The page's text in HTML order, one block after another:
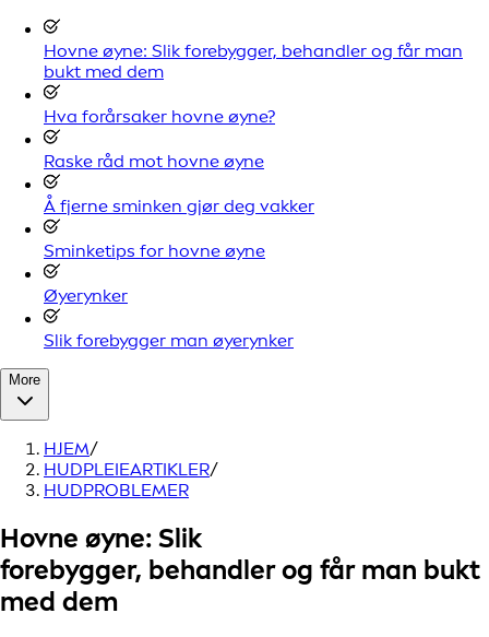
Hovne øyne: Slik forebygger, behandler og får man
bukt med dem
Hva forårsaker hovne øyne?
Raske råd mot hovne øyne
Å fjerne sminken gjør deg vakker
Sminketips for hovne øyne
Øyerynker
Slik forebygger man øyerynker
More
HJEM/
HUDPLEIEARTIKLER/
HUDPROBLEMER
Hovne øyne: Slik
forebygger, behandler og får man bukt
med dem